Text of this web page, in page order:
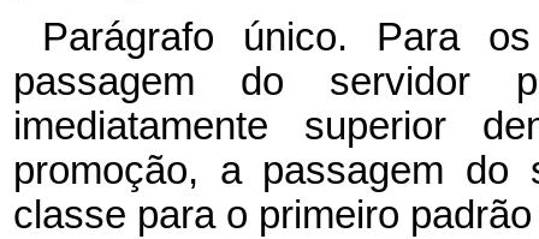
Parágrafo único. Para
passagem do servidor
imediatamente superior
promoção, a passagem
classe para o primeiro